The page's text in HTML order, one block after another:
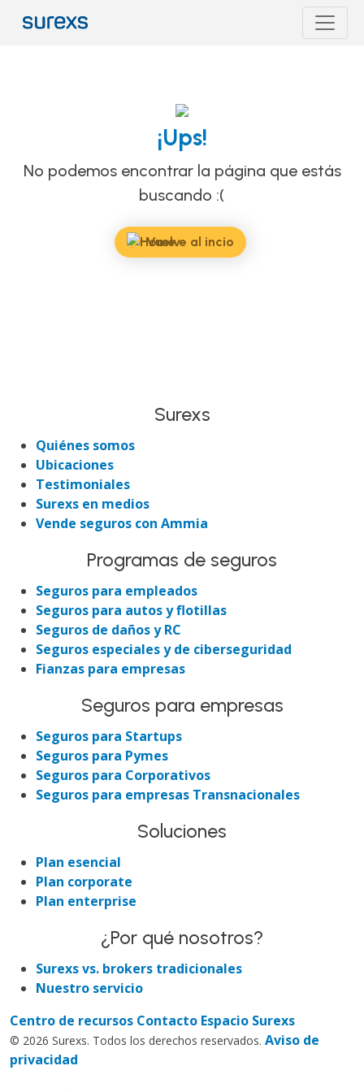
¡Ups!
No podemos encontrar la página que estás
buscando :(
Vuelve al incio
Surexs
Quiénes somos
Ubicaciones
Testimoniales
Surexs en medios
Vende seguros con Ammia
Programas de seguros
Seguros para empleados
Seguros para autos y flotillas
Seguros de daños y RC
Seguros especiales y de ciberseguridad
Fianzas para empresas
Seguros para empresas
Seguros para Startups
Seguros para Pymes
Seguros para Corporativos
Seguros para empresas Transnacionales
Soluciones
Plan esencial
Plan corporate
Plan enterprise
¿Por qué nosotros?
Surexs vs. brokers tradicionales
Nuestro servicio
Centro de recursos Contacto Espacio Surexs
© 2026 Surexs. Todos los derechos reservados. Aviso de
privacidad